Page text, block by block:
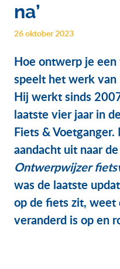
na’
26 oktober 2023
Hoe ontwerp je een
speelt het werk van
Hij werkt sinds
laatste vier jaar in
Fiets &
aandacht uit naar
Ontwerpwijzer
was de laatste
op de fiets zit, weet
veranderd is op en